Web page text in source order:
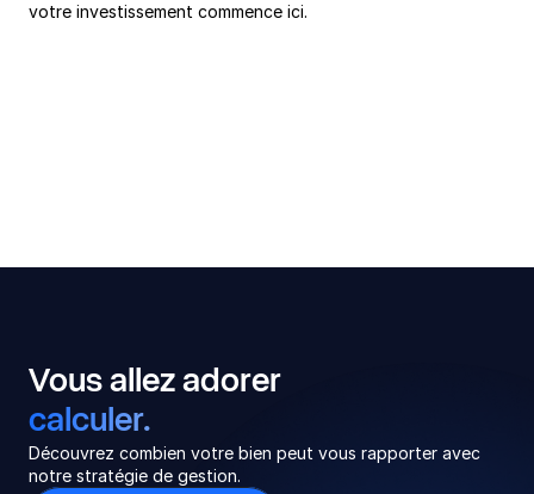
votre investissement commence ici.
Vous allez adorer
calculer.
Découvrez combien votre bien peut vous rapporter avec
notre stratégie de gestion.